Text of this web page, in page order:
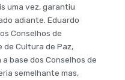
uma vez, garantiu
adiante. Eduardo
Conselhos de
Cultura de Paz,
base dos Conselhos de
semelhante mas,